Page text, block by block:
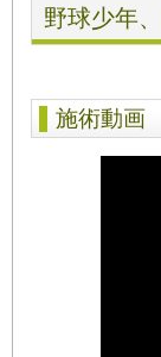
野球少年
施術動画